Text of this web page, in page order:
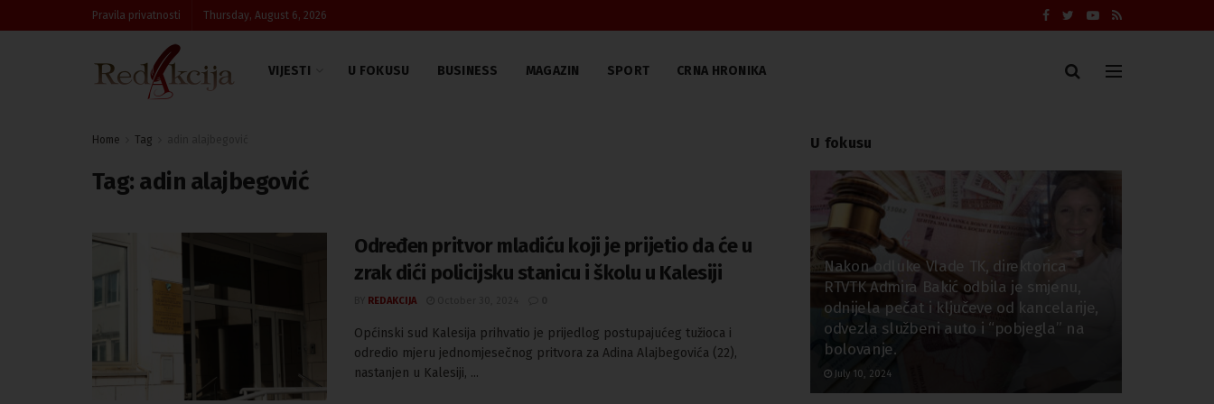
Pravila privatnosti Thursday, August 6, 2026
VIJESTI U FOKUSU BUSINESS MAGAZIN SPORT CRNA HRONIKA
Home Tag
Tag: adin alajbegović
Određen pritvor mladiću koji je prijetio da će u
zrak dići policijsku stanicu i školu u Kalesiji
REDAKCIJA
Općinski sud Kalesija prihvatio je prijedlog postupajućeg tužioca i
odredio mjeru jednomjesečnog pritvora za Adina Alajbegovića (22),
nastanjen u Kalesiji, ...
U fokusu
Nakon odluke Vlade TK, direktorica
RTVTK Admira Bakić odbila je smjenu,
odnijela pečat i ključeve od kancelarije,
odvezla službeni auto i “pobjegla” na
bolovanje.
July 10, 2024